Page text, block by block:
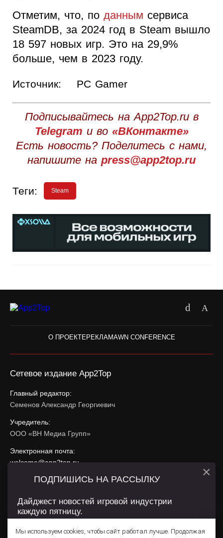
Отметим, что, по данным сервиса
SteamDB, за 2024 год в Steam вышло
18 597 новых игр. Это на 29,9%
больше, чем в 2023 году.
Источник: PC Gamer
Подписывайтесь на App2Top.ru в
Telegram и во «ВКонтакте»
Есть новость? Поделитесь с нами,
напишите на press@app2top.ru
Теги: Steam
О ПРОЕКТЕРЕКЛАМАWN CONFERENCE
Сетевое издание App2Top
Главный редактор:
Семенов Александр Георгиевич
Учредитель:
ООО «ВН Медиа Групп»
Электронная почта:
welcome@app2top.ru
При использовании материалов активная ссылка на
Сайт использует IP адреса, cookie, данные геолокации
использования содержатся вПолитике конфиденциальностии
Мы используем cookies, чтобы сайт работал лучше. Продолжая
ПОДПИШИСЬ НА РАССЫЛКУ
Дайджест новостей игровой индустрии
каждую пятницу.
×